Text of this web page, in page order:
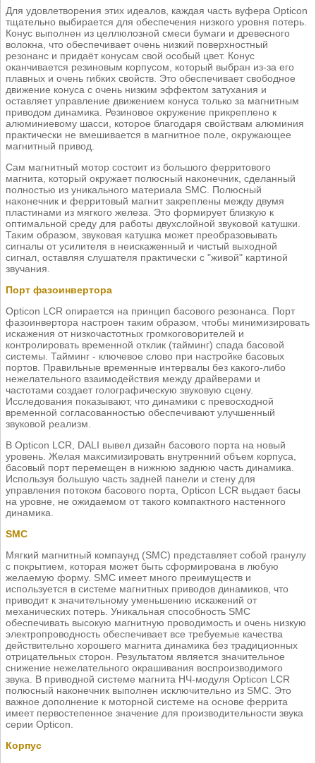
Для удовлетворения этих идеалов, каждая часть вуфера Opticon
тщательно выбирается для обеспечения низкого уровня потерь.
Конус выполнен из целлюлозной смеси бумаги и древесного
волокна, что обеспечивает очень низкий поверхностный
резонанс и придаёт конусам свой особый цвет. Конус
оканчивается резиновым корпусом, который выбран из-за его
плавных и очень гибких свойств. Это обеспечивает свободное
движение конуса с очень низким эффектом затухания и
оставляет управление движением конуса только за магнитным
приводом динамика. Резиновое окружение прикреплено к
алюминиевому шасси, которое благодаря свойствам алюминия
практически не вмешивается в магнитное поле, окружающее
магнитный привод.
Сам магнитный мотор состоит из большого ферритового
магнита, который окружает полюсный наконечник, сделанный
полностью из уникального материала SMC. Полюсный
наконечник и ферритовый магнит закреплены между двумя
пластинами из мягкого железа. Это формирует близкую к
оптимальной среду для работы двухслойной звуковой катушки.
Таким образом, звуковая катушка может преобразовывать
сигналы от усилителя в неискаженный и чистый выходной
сигнал, оставляя слушателя практически с "живой" картиной
звучания.
Порт фазоинвертора
Opticon LCR опирается на принцип басового резонанса. Порт
фазоинвертора настроен таким образом, чтобы минимизировать
искажения от низкочастотных громкоговорителей и
контролировать временной отклик (тайминг) спада басовой
системы. Тайминг - ключевое слово при настройке басовых
портов. Правильные временные интервалы без какого-либо
нежелательного взаимодействия между драйверами и
частотами создает голографическую звуковую сцену.
Исследования показывают, что динамики с превосходной
временной согласованностью обеспечивают улучшенный
звуковой реализм.
В Opticon LCR, DALI вывел дизайн басового порта на новый
уровень. Желая максимизировать внутренний объем корпуса,
басовый порт перемещен в нижнюю заднюю часть динамика.
Используя большую часть задней панели и стену для
управления потоком басового порта, Opticon LCR выдает басы
на уровне, не ожидаемом от такого компактного настенного
динамика.
SMC
Мягкий магнитный компаунд (SMC) представляет собой гранулу
с покрытием, которая может быть сформирована в любую
желаемую форму. SMC имеет много преимуществ и
используется в системе магнитных приводов динамиков, что
приводит к значительному уменьшению искажений от
механических потерь. Уникальная способность SMC
обеспечивать высокую магнитную проводимость и очень низкую
электропроводность обеспечивает все требуемые качества
действительно хорошего магнита динамика без традиционных
отрицательных сторон. Результатом является значительное
снижение нежелательного окрашивания воспроизводимого
звука. В приводной системе магнита НЧ-модуля Opticon LCR
полюсный наконечник выполнен исключительно из SMC. Это
важное дополнение к моторной системе на основе феррита
имеет первостепенное значение для производительности звука
серии Opticon.
Корпус